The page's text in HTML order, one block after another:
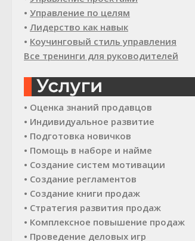
• Управление по целям
• Лидерство как навык
• Коучинговый стиль управления
Все тренинги для руководителей
• Оценка знаний продавцов
• Индивидуальное развитие
• Подготовка новичков
• Помощь в наборе и найме
• Создание систем мотивации
• Создание регламентов
• Создание книги продаж
• Стратегия развития продаж
• Комплексное повышение продаж
• Проведение деловых игр